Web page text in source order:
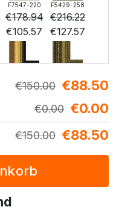
F7547-220
€178.94
€105.57
F5429-258
€216.22
€127.57
F6537-236
149.11
87.98
F7034-298
€
209.01
€123.32
€198.17
€116.92
€114.37
€150.00 €88.50
€0.00 €0.00
€150.00 €88.50